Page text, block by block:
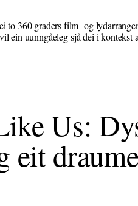
360 graders film- og
uunngåeleg sjå dei i
Us:
eit